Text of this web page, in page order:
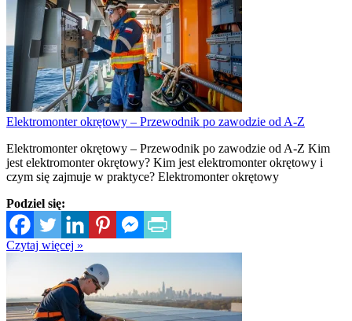
Elektromonter okrętowy – Przewodnik po zawodzie od A-Z
Elektromonter okrętowy – Przewodnik po zawodzie od A-Z Kim
jest elektromonter okrętowy? Kim jest elektromonter okrętowy i
czym się zajmuje w praktyce? Elektromonter okrętowy
Podziel się:
Czytaj więcej »